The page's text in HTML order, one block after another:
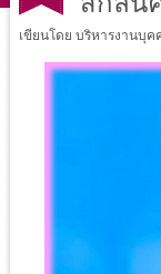
เขียนโดย บริหารงานบุค